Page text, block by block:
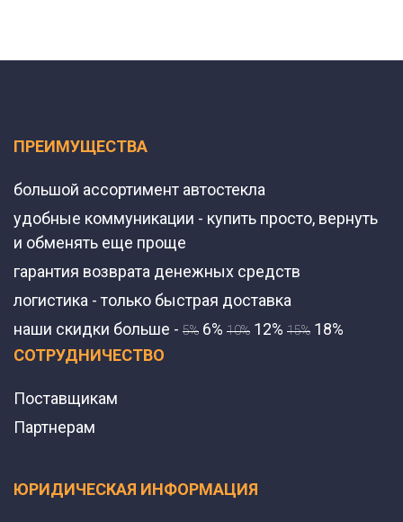
ПРЕИМУЩЕСТВА
большой ассортимент автостекла
удобные коммуникации - купить просто, вернуть
и обменять еще проще
гарантия возврата денежных средств
логистика - только быстрая доставка
наши скидки больше - 5% 6% 10% 12% 15% 18%
СОТРУДНИЧЕСТВО
Поставщикам
Партнерам
ЮРИДИЧЕСКАЯ ИНФОРМАЦИЯ